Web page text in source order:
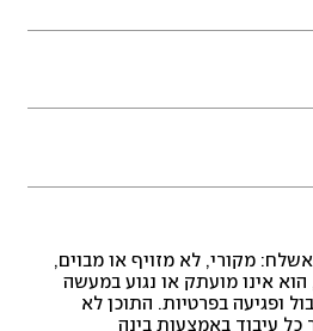
מקורי, לא מזויף או מבוים,
אינו מועתק או נגוע במעשה
ופגיעה בפרטיות. התוכן לא
כל עיבוד באמצעות בינה